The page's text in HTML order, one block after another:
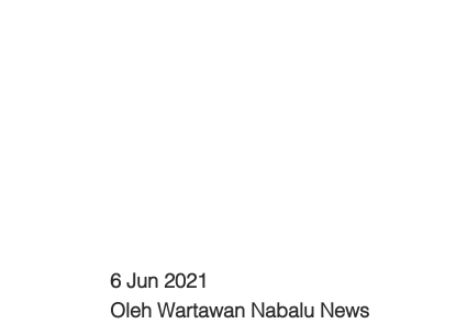
6 Jun 2021
Oleh Wartawan Nabalu News